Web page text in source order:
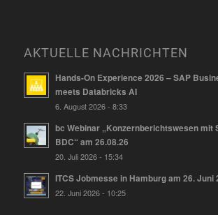
AKTUELLE NACHRICHTEN
Hands-On Experience 2026 – SAP
meets Databricks AI
6. August 2026 - 8:33
bc Webinar „Konzernberichtswesen mit
BDC“ am 26.08.26
20. Juli 2026 - 15:34
ITCS Jobmesse in Hamburg am 26. Juni
22. Juni 2026 - 10:25